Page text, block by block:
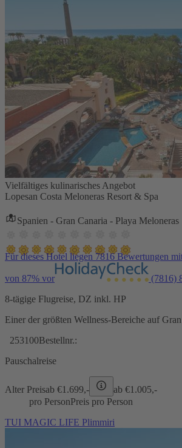
Vielfältiges kulinarisches Angebot
Lopesan Costa Meloneras Resort & Spa
Spanien - Gran Canaria - Playa Meloneras
Für dieses Hotel liegen 7816 Bewertungen
von 87% vor (7816)
8-tägige Flugreise, DZ inkl. HP
Einer der größten Wellness-Bereiche auf
253100Bestellnr.:
Pauschalreise
Alter Preisab €1.699,- ab €1.005,-
pro PersonPreis pro Person
TUI MAGIC LIFE Plimmiri